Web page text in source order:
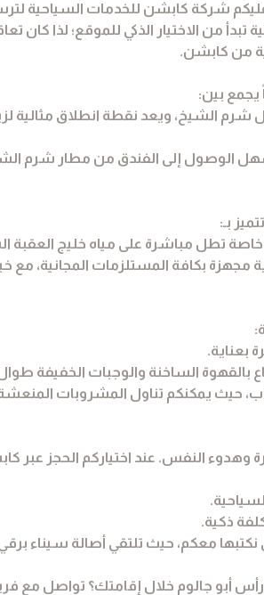
شركة كابشن للخدمات السياحية
من الاختيار الذكي للموقع؛ لذا كان
من كابشن.
يجمع بين:
الطبيعية: يقع الفندق الذي اختارته كابشن على بُعد 90 كم شمال شرم الشيخ، ويعد نقطة
الوصول إلى الفندق من مطار شرم
بـ:
تطل مباشرة على مياه خليج العقبة
مجهزة بكافة المستلزمات المجانية، مع
بعناية.
بالقهوة الساخنة والوجبات الخفيفة
حيث يمكنكم تناول المشروبات
النفس. عند اختياركم الحجز عبر
ذكية.
معكم، حيث تلتقي أصالة سيناء برقي
أبو جالوم خلال إقامتك؟ تواصل مع